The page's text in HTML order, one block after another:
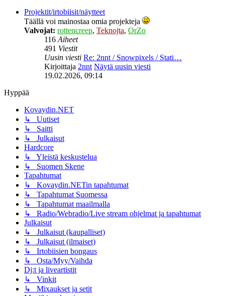
Projektit/irtobiisit/näytteet
Täällä voi mainostaa omia projekteja
Valvojat: rottencreep, Teknojta, OrZo
116 Aiheet
491 Viestit
Uusin viesti Re: 2nnt / Snowpixels / Stati…
Kirjoittaja 2nnt Näytä uusin viesti
19.02.2026, 09:14
Hyppää
Kovaydin.NET
↳ Uutiset
↳ Saitti
↳ Julkaisut
Hardcore
↳ Yleistä keskustelua
↳ Suomen Skene
Tapahtumat
↳ Kovaydin.NETin tapahtumat
↳ Tapahtumat Suomessa
↳ Tapahtumat maailmalla
↳ Radio/Webradio/Live stream ohjelmat ja tapahtumat
Julkaisut
↳ Julkaisut (kaupalliset)
↳ Julkaisut (ilmaiset)
↳ Irtobiisien bongaus
↳ Osta/Myy/Vaihda
Dj:t ja liveartistit
↳ Vinkit
↳ Mixaukset ja setit